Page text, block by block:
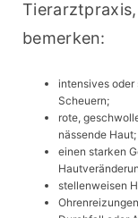
bemerken:
intensives oder
Scheuern;
rote,
nässende Haut;
einen starken
stellenweisen